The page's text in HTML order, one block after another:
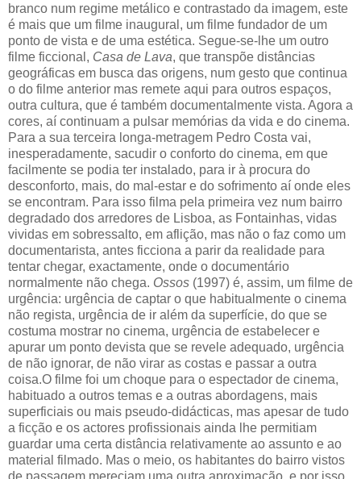
branco num regime metálico e contrastado da imagem, este
é mais que um filme inaugural, um filme fundador de um
ponto de vista e de uma estética. Segue-se-lhe um outro
filme ficcional, Casa de Lava, que transpõe distâncias
geográficas em busca das origens, num gesto que continua
o do filme anterior mas remete aqui para outros espaços,
outra cultura, que é também documentalmente vista. Agora a
cores, aí continuam a pulsar memórias da vida e do cinema.
Para a sua terceira longa-metragem Pedro Costa vai,
inesperadamente, sacudir o conforto do cinema, em que
facilmente se podia ter instalado, para ir à procura do
desconforto, mais, do mal-estar e do sofrimento aí onde eles
se encontram. Para isso filma pela primeira vez num bairro
degradado dos arredores de Lisboa, as Fontainhas, vidas
vividas em sobressalto, em aflição, mas não o faz como um
documentarista, antes ficciona a parir da realidade para
tentar chegar, exactamente, onde o documentário
normalmente não chega. Ossos (1997) é, assim, um filme de
urgência: urgência de captar o que habitualmente o cinema
não regista, urgência de ir além da superfície, do que se
costuma mostrar no cinema, urgência de estabelecer e
apurar um ponto devista que se revele adequado, urgência
de não ignorar, de não virar as costas e passar a outra
coisa.O filme foi um choque para o espectador de cinema,
habituado a outros temas e a outras abordagens, mais
superficiais ou mais pseudo-didácticas, mas apesar de tudo
a ficção e os actores profissionais ainda lhe permitiam
guardar uma certa distância relativamente ao assunto e ao
material filmado. Mas o meio, os habitantes do bairro vistos
de passagem mereciam uma outra aproximação, e por isso